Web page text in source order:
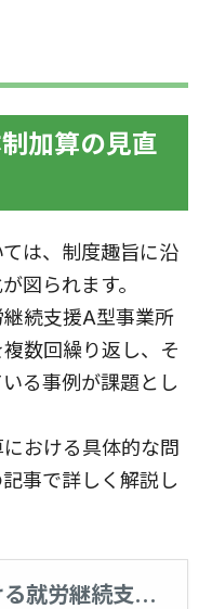
加算の見直
は、制度趣旨に沿
図られます。
続支援A型事業所
数回繰り返し、そ
る事例が課題とし
おける具体的な問
事で詳しく解説し
就労継続支援